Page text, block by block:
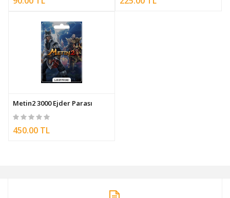
Metin2 3000 Ejder Parası
450.00 TL